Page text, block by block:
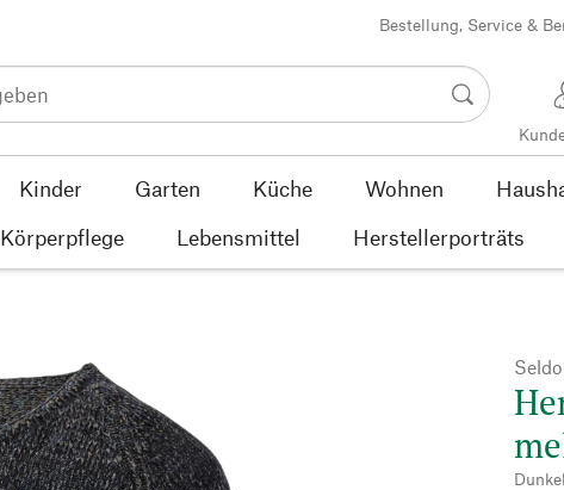
Bestellung, Service &
Kinder Garten Küche Wohnen
Körperpflege Lebensmittel Herstellerporträts